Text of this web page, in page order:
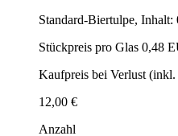
Standard-Biertulpe, Inhalt:
Stückpreis pro Glas 0,48
Kaufpreis bei Verlust
12,00 €
Anzahl